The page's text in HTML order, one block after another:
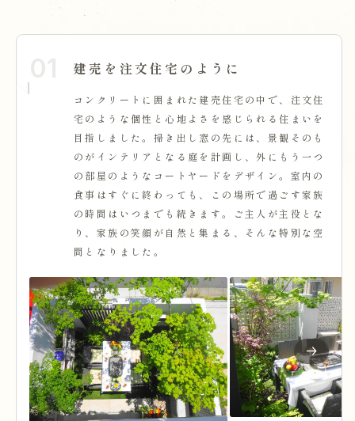
建売を注文住宅のように
コンクリートに囲まれた建売住宅の中で、注文住
宅のような個性と心地よさを感じられる住まいを
目指しました。掃き出し窓の先には、景観そのも
のがインテリアとなる庭を計画し、外にもう一つ
の部屋のようなコートヤードをデザイン。室内の
食事はすぐに終わっても、この場所で過ごす家族
の時間はいつまでも続きます。ご主人が主役とな
り、家族の笑顔が自然と集まる、そんな特別な空
間となりました。